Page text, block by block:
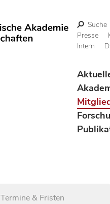
Suche
Presse
Intern
Termine & Fristen